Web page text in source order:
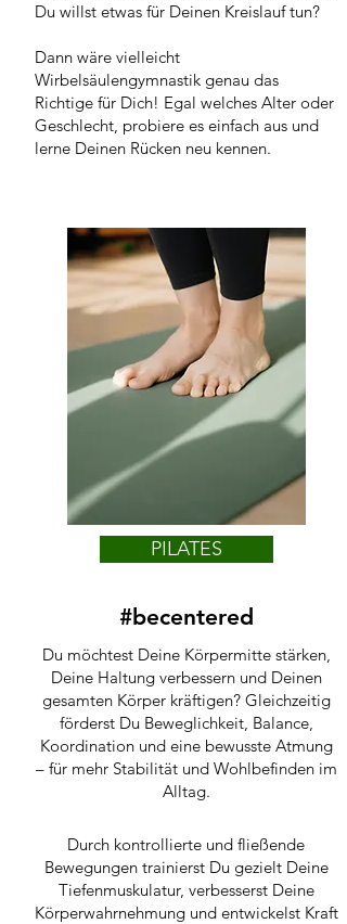
Du willst etwas für Deinen Kreislauf tun?
Dann wäre vielleicht
Wirbelsäulengymnastik genau das
Richtige für Dich! Egal welches Alter oder
Geschlecht, probiere es einfach aus und
lerne Deinen Rücken neu kennen.
PILATES
#becentered
Du möchtest Deine Körpermitte stärken,
Deine Haltung verbessern und Deinen
gesamten Körper kräftigen? Gleichzeitig
förderst Du Beweglichkeit, Balance,
Koordination und eine bewusste Atmung
– für mehr Stabilität und Wohlbefinden im
Alltag.​
Durch kontrollierte und fließende
Bewegungen trainierst Du gezielt Deine
Tiefenmuskulatur, verbesserst Deine
Körperwahrnehmung und entwickelst Kraft